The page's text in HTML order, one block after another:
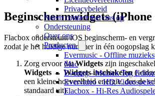
Privacybeleid
Neem contact met ons op
Ondersteuning
Over ons
Producten
Evermusic - Offline
Mac
Evertag - Muziek Tag
Evervideo - HD
Flacbox - Hi-Res
Beginschermwidgets
Flacbox ondersteunt iOS beginscherm- en
zodat je het huidige nummer in één oogopslag
Zorg ervoor datWidgets zijn
Widgets → Widgets inschakelen
een kleine hoeveelheid energie, dus de
standaard uit).